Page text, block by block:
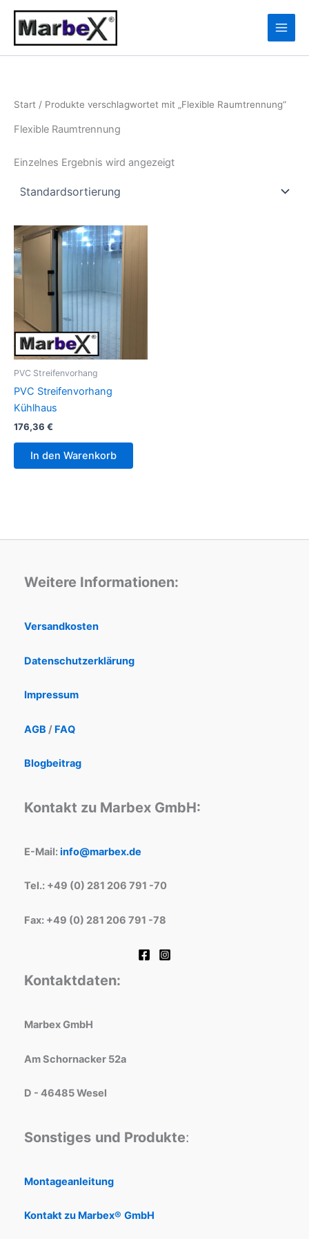
Zum
Inhalt
springen
Start / Produkte verschlagwortet mit „Flexible Raumtrennung“
Flexible Raumtrennung
Einzelnes Ergebnis wird angezeigt
PVC Streifenvorhang
PVC Streifenvorhang
Kühlhaus
176,36 €
In den Warenkorb
Weitere Informationen:
Versandkosten
Datenschutzerklärung
Impressum
AGB / FAQ
Blogbeitrag
Kontakt zu Marbex GmbH:
E-Mail:info@marbex.de
Tel.: +49 (0) 281 206 791 -70
Fax: +49 (0) 281 206 791 -78
Kontaktdaten:
Marbex GmbH
Am Schornacker 52a
D - 46485 Wesel
Sonstiges und Produkte:
Montageanleitung
Kontakt zu Marbex® GmbH